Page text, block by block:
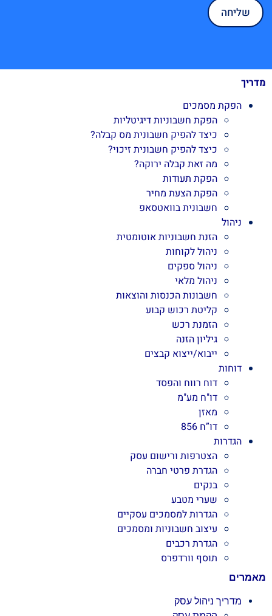
מדריך
הפקת מסמכים
הפקת חשבוניות דיגיטליות
כיצד להפיק חשבונית מס קבלה?
כיצד להפיק חשבונית זיכוי?
מה זאת קבלה ירוקה?
הפקת תעודות
הפקת הצעת מחיר
חשבונית בוואטסאפ
ניהול
הזנת חשבוניות אוטומטית
ניהול לקוחות
ניהול ספקים
ניהול מלאי
חשבונות הכנסות והוצאות
קליטת רכוש קבוע
הזמנת רכש
גיליון הזנה
ייבוא/ייצוא קבצים
דוחות
דוח רווח והפסד
דו"ח מע"מ
מאזן
דו”ח 856
הגדרות
הצטרפות ורישום עסק
הגדרת פרטי חברה
בנקים
שערי מטבע
הגדרות למסמכים עסקיים
עיצוב חשבוניות ומסמכים
הגדרת רכבים
תוסף וורדפרס
מאמרים
מדריך ניהול עסק